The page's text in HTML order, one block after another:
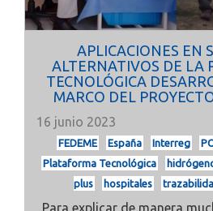
APLICACIONES EN
ALTERNATIVOS DE LA
TECNOLÓGICA
MARCO DEL
16 junio 2023
FEDEME España Interreg
Plataforma Tecnológica
plus
hospitales
Para explicar de manera